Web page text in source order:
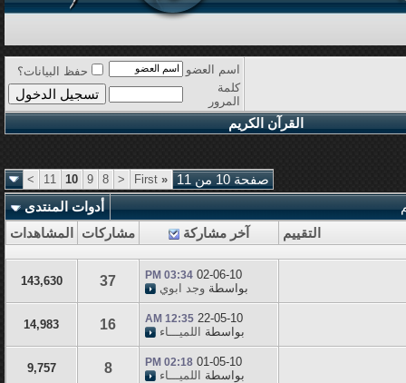
اسم العضو
حفظ البيانات؟
كلمة
المرور
القرآن الكريم
صفحة 10 من 11 «
<
8
9
10
11
>
أدوات المنتدى
التقييم
آخر مشاركة مشاركات المشاهدات
02-06-10
03:34 PM
بواسطة وجد ابوي 37
143,630
22-05-10
12:35 AM
بواسطة اللميـــاء 16
14,983
01-05-10
02:18 PM
بواسطة اللميـــاء 8
9,757